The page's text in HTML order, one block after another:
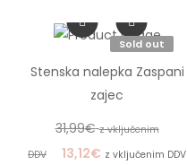
Sold out
Stenska nalepka Zaspani
zajec
31,99€ z vključenim
DDV
13,12€ z vključenim DDV